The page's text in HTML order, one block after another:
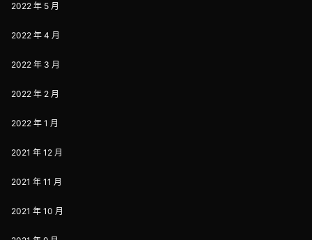
2022 年 5 月
2022 年 4 月
2022 年 3 月
2022 年 2 月
2022 年 1 月
2021 年 12 月
2021 年 11 月
2021 年 10 月